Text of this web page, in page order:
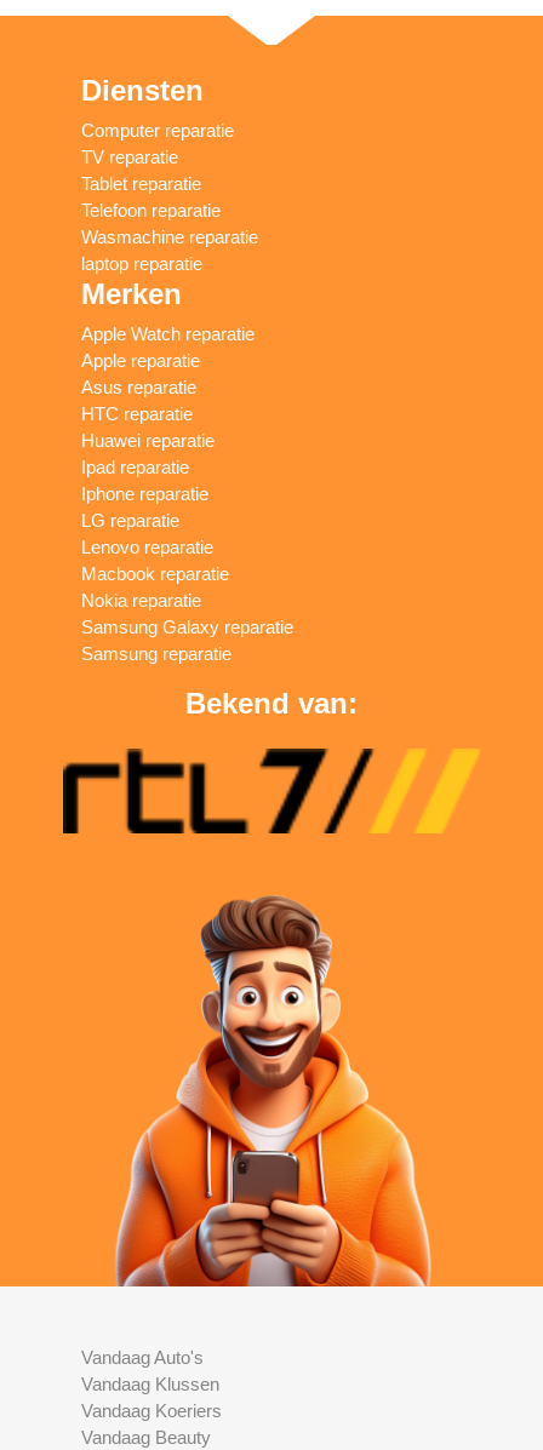
Diensten
Computer reparatie
TV reparatie
Tablet reparatie
Telefoon reparatie
Wasmachine reparatie
laptop reparatie
Merken
Apple Watch reparatie
Apple reparatie
Asus reparatie
HTC reparatie
Huawei reparatie
Ipad reparatie
Iphone reparatie
LG reparatie
Lenovo reparatie
Macbook reparatie
Nokia reparatie
Samsung Galaxy reparatie
Samsung reparatie
Bekend van:
Vandaag Auto's
Vandaag Klussen
Vandaag Koeriers
Vandaag Beauty